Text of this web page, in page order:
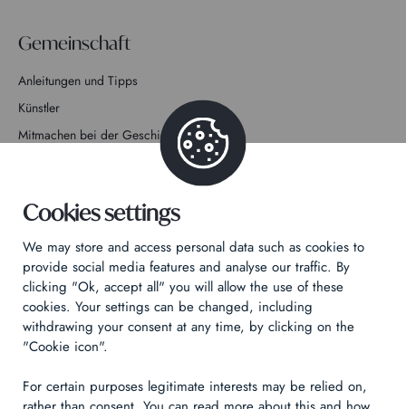
Gemeinschaft
Anleitungen und Tipps
Künstler
Mitmachen bei der Geschichte
Datenschutzrichtlinie
Rechtliche Hinweise
Technical & Legal informations
Made byIzhak
Cookies settings
We may store and access personal data such as cookies to
provide social media features and analyse our traffic. By
clicking "Ok, accept all" you will allow the use of these
cookies. Your settings can be changed, including
withdrawing your consent at any time, by clicking on the
"Cookie icon".
For certain purposes legitimate interests may be relied on,